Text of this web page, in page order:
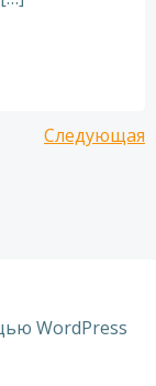
Следующая
WordPress